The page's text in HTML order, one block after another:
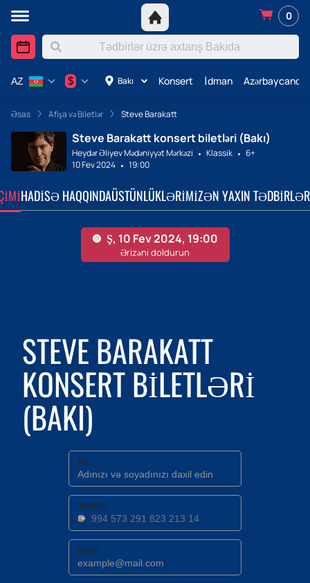
0
Bakı Konsert İdman Azərbaycanda
AZ $
Əsas Afişa və Biletlər Steve Barakatt
Steve Barakatt konsert biletləri (Bakı)
Heydər Əliyev Mədəniyyət Mərkəzi Klassik
6+
10 Fev 2024
19:00
HADISƏ HAQQINDAÜSTÜNLÜKLƏRIMIZƏN YAXIN TƏDBIRLƏR
STEVE BARAKATT
KONSERT BILETLƏRI
(BAKI)
Ad
Telefon
Email